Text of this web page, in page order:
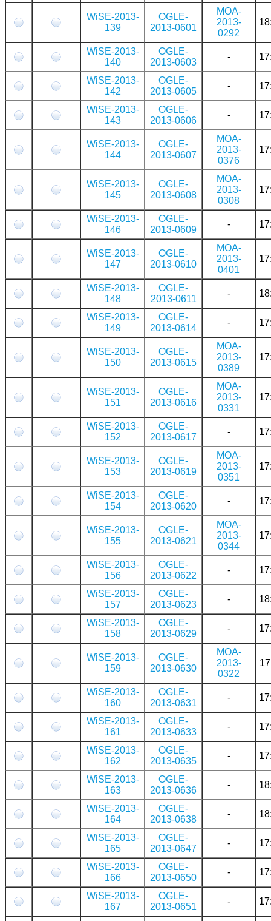
WiSE-2013-
139
OGLE-
2013-0601
MOA-
2013-
0292
WiSE-2013-
140
OGLE-
2013-0603
-
WiSE-2013-
142
OGLE-
2013-0605
-
WiSE-2013-
143
OGLE-
2013-0606
-
WiSE-2013-
144
OGLE-
2013-0607
MOA-
2013-
0376
WiSE-2013-
145
OGLE-
2013-0608
MOA-
2013-
0308
WiSE-2013-
146
OGLE-
2013-0609
-
WiSE-2013-
147
OGLE-
2013-0610
MOA-
2013-
0401
WiSE-2013-
148
OGLE-
2013-0611
-
WiSE-2013-
149
OGLE-
2013-0614
-
WiSE-2013-
150
OGLE-
2013-0615
MOA-
2013-
0389
WiSE-2013-
151
OGLE-
2013-0616
MOA-
2013-
0331
WiSE-2013-
152
OGLE-
2013-0617
-
WiSE-2013-
153
OGLE-
2013-0619
MOA-
2013-
0351
WiSE-2013-
154
OGLE-
2013-0620
-
WiSE-2013-
155
OGLE-
2013-0621
MOA-
2013-
0344
WiSE-2013-
156
OGLE-
2013-0622
-
WiSE-2013-
157
OGLE-
2013-0623
-
WiSE-2013-
158
OGLE-
2013-0629
-
WiSE-2013-
159
OGLE-
2013-0630
MOA-
2013-
0322
WiSE-2013-
160
OGLE-
2013-0631
-
WiSE-2013-
161
OGLE-
2013-0633
-
WiSE-2013-
162
OGLE-
2013-0635
-
WiSE-2013-
163
OGLE-
2013-0636
-
WiSE-2013-
164
OGLE-
2013-0638
-
WiSE-2013-
165
OGLE-
2013-0647
-
WiSE-2013-
166
OGLE-
2013-0650
-
WiSE-2013-
167
OGLE-
2013-0651
-